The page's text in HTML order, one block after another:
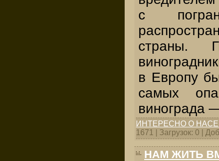
с
страны.
в Европу
самых
винограда
ИНТЕРЕСНО О
1671 | Загрузок: 0 |
НАМ ЖИТЬ